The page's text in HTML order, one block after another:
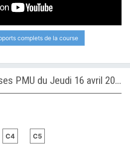
complets de la course
Les vidéos des courses PMU du Jeudi 16 avril 2026
C4 C5